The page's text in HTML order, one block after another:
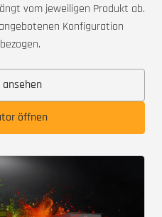
vom jeweiligen Produkt ab.
Konfiguration
ansehen
öffnen